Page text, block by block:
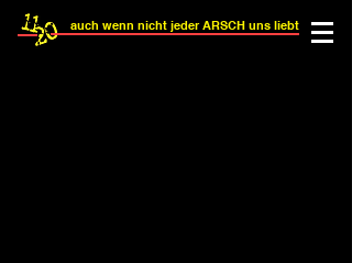
auch wenn nicht jeder ARSCH uns liebt